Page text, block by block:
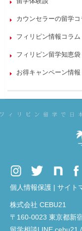
カウンセラーの留学コ
フィリピン情報コラム
フィリピン留学知恵袋
お得キャンペーン情報
個人情報保護 | サイト
株式会社 CEBU21
〒160-0023 東京都新